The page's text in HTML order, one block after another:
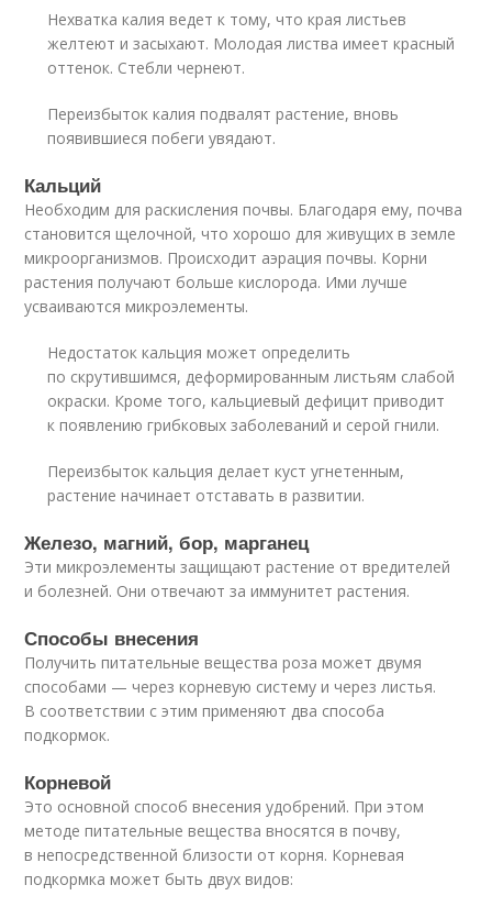
Нехватка калия ведет к тому, что края листьев
желтеют и засыхают. Молодая листва имеет красный
оттенок. Стебли чернеют.
Переизбыток калия подвалят растение, вновь
появившиеся побеги увядают.
Кальций
Необходим для раскисления почвы. Благодаря ему, почва
становится щелочной, что хорошо для живущих в земле
микроорганизмов. Происходит аэрация почвы. Корни
растения получают больше кислорода. Ими лучше
усваиваются микроэлементы.
Недостаток кальция может определить
по скрутившимся, деформированным листьям слабой
окраски. Кроме того, кальциевый дефицит приводит
к появлению грибковых заболеваний и серой гнили.
Переизбыток кальция делает куст угнетенным,
растение начинает отставать в развитии.
Железо, магний, бор, марганец
Эти микроэлементы защищают растение от вредителей
и болезней. Они отвечают за иммунитет растения.
Способы внесения
Получить питательные вещества роза может двумя
способами — через корневую систему и через листья.
В соответствии с этим применяют два способа
подкормок.
Корневой
Это основной способ внесения удобрений. При этом
методе питательные вещества вносятся в почву,
в непосредственной близости от корня. Корневая
подкормка может быть двух видов: